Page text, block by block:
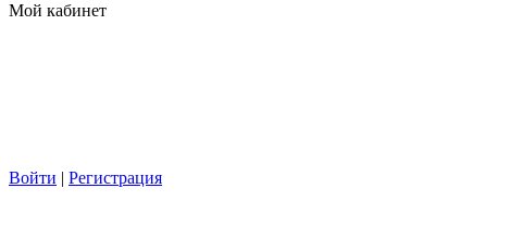
Мой кабинет
Войти | Регистрация